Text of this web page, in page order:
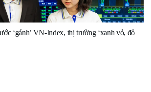
‘gánh’ VN-Index, thị trường ‘xanh vỏ, đỏ